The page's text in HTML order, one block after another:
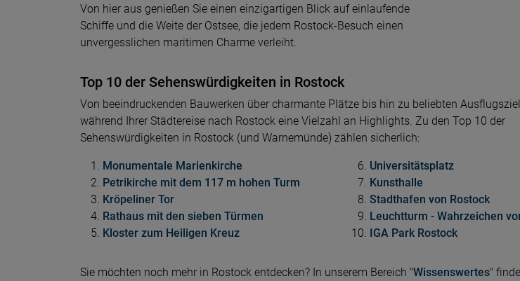
Von hier aus genießen Sie einen einzigartigen Blick auf einlaufende
Schiffe und die Weite der Ostsee, die jedem Rostock-Besuch einen
unvergesslichen maritimen Charme verleiht.
Top 10 der Sehenswürdigkeiten in Rostock
Von beeindruckenden Bauwerken über charmante Plätze bis hin zu beliebten
während Ihrer Städtereise nach Rostock eine Vielzahl an Highlights. Zu den Top 10 der
Sehenswürdigkeiten in Rostock (und Warnemünde) zählen sicherlich:
Monumentale Marienkirche
Petrikirche mit dem 117 m hohen Turm
Kröpeliner Tor
Rathaus mit den sieben Türmen
Kloster zum Heiligen Kreuz
Universitätsplatz
Kunsthalle
Stadthafen von Rostock
Leuchtturm - Wahrzeichen
IGA Park Rostock
Sie möchten noch mehr in Rostock entdecken? In unserem Bereich "Wissenswertes"